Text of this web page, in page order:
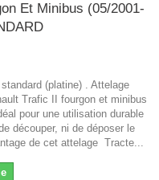
Et Minibus (05/2001-
(platine) . Attelage
Trafic II fourgon et minibus
pour une utilisation durable
découper, ni de déposer le
de cet attelage Tracte...